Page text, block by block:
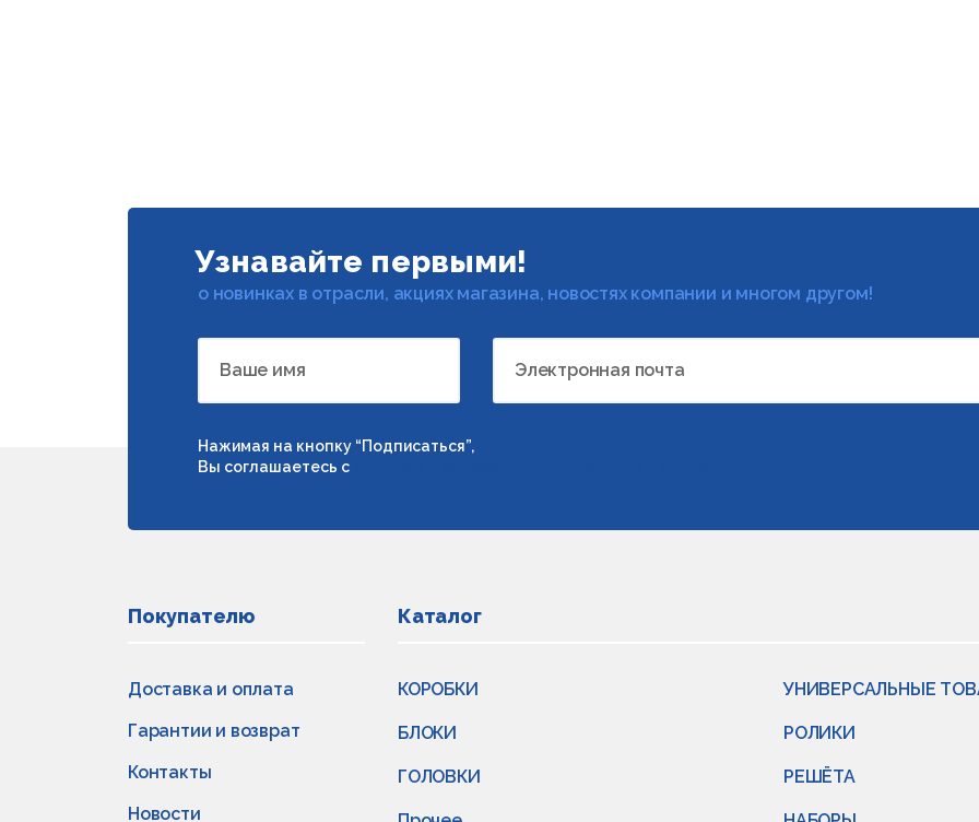
Узнавайте первыми!
о новинках в отрасли, акциях магазина, новостях компании и многом другом!
Ваше имя Электронная почта
Нажимая на кнопку “Подписаться”,
Вы соглашаетесь с
Покупателю
Доставка и оплата
Гарантии и возврат
Контакты
Новости
Каталог
КОРОБКИ
БЛОКИ
ГОЛОВКИ
УНИВЕРСАЛЬНЫЕ
РОЛИКИ
РЕШЁТА